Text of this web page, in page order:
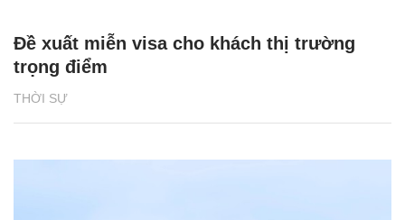
THỜI SỰ
Đề xuất miễn visa cho khách thị trường
trọng điểm